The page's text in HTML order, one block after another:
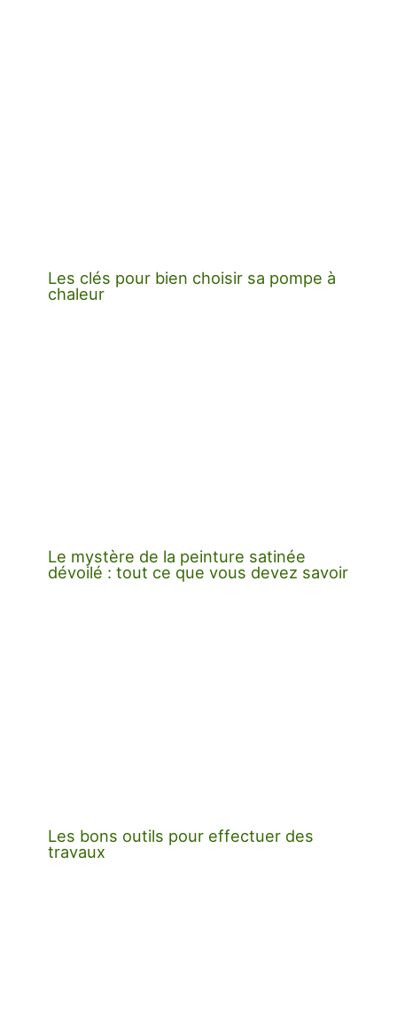
Les clés pour bien choisir sa pompe à
chaleur
Le mystère de la peinture satinée
dévoilé : tout ce que vous devez savoir
Les bons outils pour effectuer des
travaux